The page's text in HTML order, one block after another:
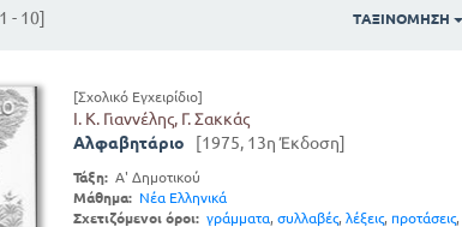
- 10] ΤΑΞΙΝΌΜΗΣΗ
[Σχολικό Εγχειρίδιο]
Ι. Κ. Γιαννέλης, Γ. Σακκάς
Αλφαβητάριο
[1975, 13η Έκδοση]
Τάξη:Α' Δημοτικού
Μάθημα: Νέα Ελληνικά
Σχετιζόμενοι όροι: γράμματα, συλλαβές, λέξεις, προτάσεις,